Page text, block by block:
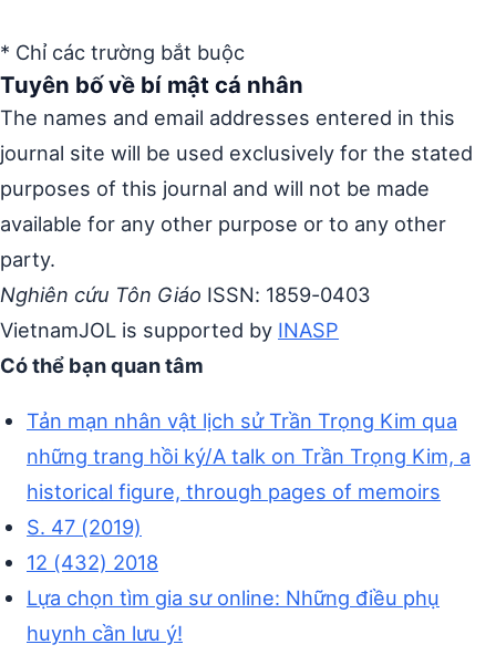
* Chỉ các trường bắt buộc
Tuyên bố về bí mật cá nhân
The names and email addresses entered in this
journal site will be used exclusively for the stated
purposes of this journal and will not be made
available for any other purpose or to any other
party.
Nghiên cứu Tôn Giáo ISSN: 1859-0403
VietnamJOL is supported by INASP
Có thể bạn quan tâm
Tản mạn nhân vật lịch sử Trần Trọng Kim qua
những trang hồi ký/A talk on Trần Trọng Kim, a
historical figure, through pages of memoirs
S. 47 (2019)
12 (432) 2018
Lựa chọn tìm gia sư online: Những điều phụ
huynh cần lưu ý!